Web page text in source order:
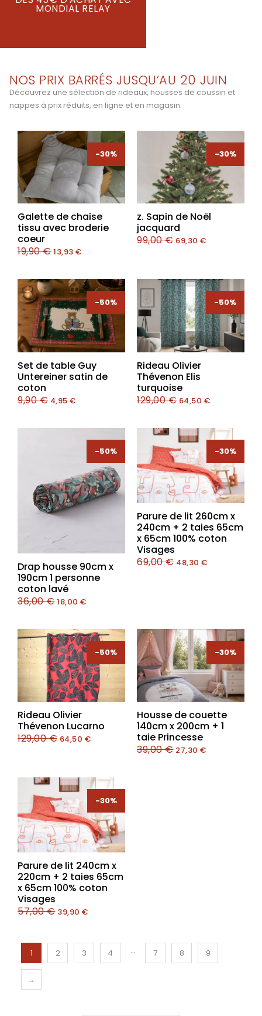
MONDIAL RELAY
NOS PRIX BARRÉS JUSQU’AU 20 JUIN
Découvrez une sélection de rideaux, housses de coussin et
nappes à prix réduits, en ligne et en magasin.
-30%
-30%
Galette de chaise
tissu avec broderie
coeur
19,90€13,93 €
-30%
-30%
z. Sapin de Noël
jacquard
99,00€ 69,30 €
-50%
-50%
Set de table Guy
Untereiner satin de
coton
9,90€ 4,95 €
-50%
-50%
Rideau Olivier
Thévenon Elis
turquoise
129,00€ 64,50 €
-50%
Drap housse 90cm x
190cm 1 personne
coton lavé
36,00€18,00 €
-30%
-30%
Parure de lit 260cm x
240cm + 2 taies 65cm
x 65cm 100% coton
Visages
69,00€ 48,30 €
-50%
-50%
Rideau Olivier
Thévenon Lucarno
129,00€ 64,50 €
-30%
-30%
Housse de couette
140cm x 200cm + 1
taie Princesse
39,00€ 27,30 €
-30%
-30%
Parure de lit 240cm x
220cm + 2 taies 65cm
x 65cm 100% coton
Visages
57,00€ 39,90 €
1 2 3 4 … 7 8 9
→